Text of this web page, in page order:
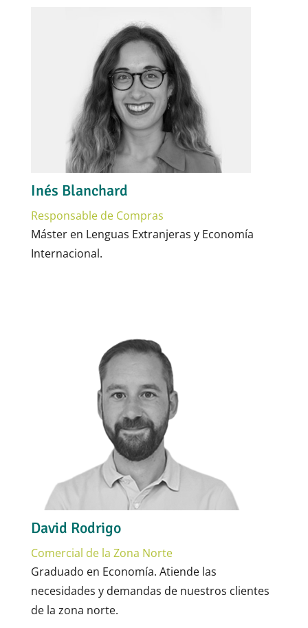
Inés Blanchard
Responsable de Compras
Máster en Lenguas Extranjeras y Economía
Internacional.
David Rodrigo
Comercial de la Zona Norte
Graduado en Economía. Atiende las
necesidades y demandas de nuestros clientes
de la zona norte.